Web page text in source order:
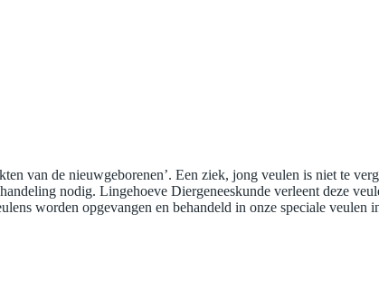
van de nieuwgeborenen’. Een ziek, jong veulen is niet te
nodig. Lingehoeve Diergeneeskunde verleent deze
worden opgevangen en behandeld in onze speciale veulen